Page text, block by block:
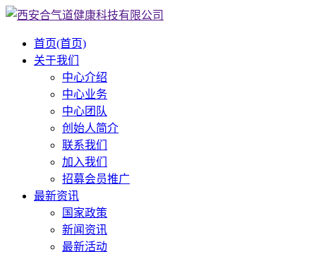
首页(首页)
关于我们
中心介绍
中心业务
中心团队
创始人简介
联系我们
加入我们
招募会员推广
最新资讯
国家政策
新闻资讯
最新活动